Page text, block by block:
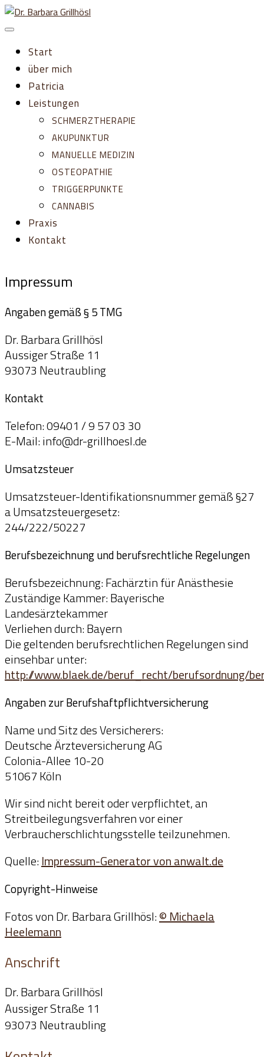
Zum
Inhalt
Start
über mich
Patricia
Leistungen
SCHMERZTHERAPIE
AKUPUNKTUR
MANUELLE MEDIZIN
OSTEOPATHIE
TRIGGERPUNKTE
CANNABIS
Praxis
Kontakt
Impressum
Angaben gemäß § 5 TMG
Dr. Barbara Grillhösl
Aussiger Straße 11
93073 Neutraubling
Kontakt
Telefon: 09401 / 9 57 03 30
E-Mail: info@dr-grillhoesl.de
Umsatzsteuer
Umsatzsteuer-Identifikationsnummer gemäß §27
a Umsatzsteuergesetz:
244/222/50227
Berufsbezeichnung und berufsrechtliche Regelungen
Berufsbezeichnung: Fachärztin für Anästhesie
Zuständige Kammer: Bayerische
Landesärztekammer
Verliehen durch: Bayern
Die geltenden berufsrechtlichen Regelungen sind
einsehbar unter:
http://www.blaek.de/beruf_recht/berufsordnung/
Angaben zur Berufshaftpflichtversicherung
Name und Sitz des Versicherers:
Deutsche Ärzteversicherung AG
Colonia-Allee 10-20
51067 Köln
Wir sind nicht bereit oder verpflichtet, an
Streitbeilegungsverfahren vor einer
Verbraucherschlichtungsstelle teilzunehmen.
Quelle: Impressum-Generator von anwalt.de
Copyright-Hinweise
Fotos von Dr. Barbara Grillhösl:© Michaela
Heelemann
Anschrift
Dr. Barbara Grillhösl
Aussiger Straße 11
93073 Neutraubling